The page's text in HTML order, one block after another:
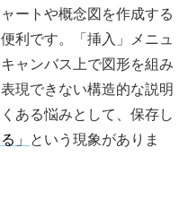
ートや概念図を作成する
利です。「挿入」メニュ
ャンバス上で図形を組み
現できない構造的な説明
ある悩みとして、保存し
」
という現象がありま